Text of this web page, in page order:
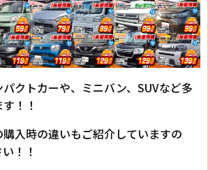
クトカーや、ミニバン、SUVなど多
！！
入時の違いもご紹介していますの
！！